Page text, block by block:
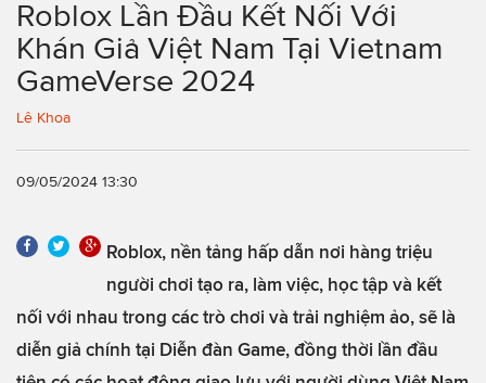
Roblox Lần Đầu Kết Nối Với
Khán Giả Việt Nam Tại Vietnam
GameVerse 2024
Lê Khoa
09/05/2024 13:30
Roblox, nền tảng hấp dẫn nơi hàng triệu
người chơi tạo ra, làm việc, học tập và kết
nối với nhau trong các trò chơi và trải nghiệm ảo, sẽ là
diễn giả chính tại Diễn đàn Game, đồng thời lần đầu